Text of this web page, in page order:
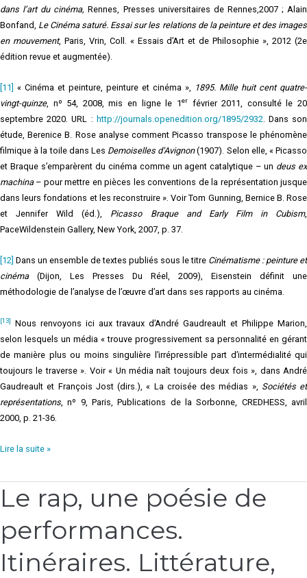
dans l’art du cinéma,Rennes, Presses universitaires de Rennes,2007 ; Alain
Bonfand, Le Cinéma saturé. Essai sur les relations de la peinture et des images
en mouvement, Paris, Vrin, Coll. « Essais d’Art et de Philosophie », 2012 (2e
édition revue et augmentée).
[11] « Cinéma et peinture, peinture et cinéma », 1895. Mille huit cent quatre-
vingt-quinze, nº 54, 2008, mis en ligne le 1erfévrier 2011, consulté le 20
septembre 2020. URL : http://journals.openedition.org/1895/2932. Dans son
étude, Berenice B. Rose analyse comment Picasso transpose le phénomène
filmique à la toile dans Les Demoiselles d’Avignon(1907). Selon elle, « Picasso
et Braque s’emparèrent du cinéma comme un agent catalytique – un deus ex
machina– pour mettre en pièces les conventions de la représentation jusque
dans leurs fondations et les reconstruire ». Voir Tom Gunning, Bernice B. Rose
et Jennifer Wild (éd.), Picasso Braque and Early Film in Cubism,
PaceWildenstein Gallery, New York, 2007, p. 37.
[12] Dans un ensemble de textes publiés sous le titre Cinématisme : peinture et
cinéma(Dijon, Les Presses Du Réel, 2009), Eisenstein définit une
méthodologie de l’analyse de l’œuvre d’art dans ses rapports au cinéma.
[13]
Nous renvoyons ici aux travaux d’André Gaudreault et Philippe Marion,
selon lesquels un média « trouve progressivement sa personnalité en gérant
de manière plus ou moins singulière l’irrépressible part d’intermédialité qui
toujours le traverse ». Voir « Un média naît toujours deux fois », dans André
Gaudreault et François Jost (dirs.), « La croisée des médias », Sociétés et
représentations , nº 9, Paris, Publications de la Sorbonne, CREDHESS, avril
2000, p. 21-36.
Lire la suite »
Le rap, une poésie de
performances.
Itinéraires. Littérature,
Le
rap,
poésie
de
performances.